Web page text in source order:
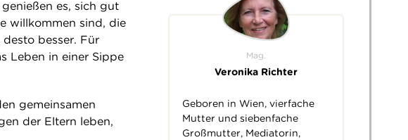
es, sich gut
willkommen sind, die
besser. Für
Leben in einer Sippe
gemeinsamen
der Eltern leben,
Mag.
Veronika Richter
Geboren in Wien, vierfache
Mutter und siebenfache
Großmutter, Mediatorin,